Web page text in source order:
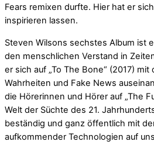
Fears remixen durfte. Hier hat er
inspirieren lassen.
Steven Wilsons sechstes Album ist
den menschlichen Verstand in
er sich auf „To The Bone“ (2017)
Wahrheiten und Fake News
die Hörerinnen und Hörer auf „The
Welt der Süchte des 21.
beständig und ganz öffentlich mit
aufkommender Technologien auf